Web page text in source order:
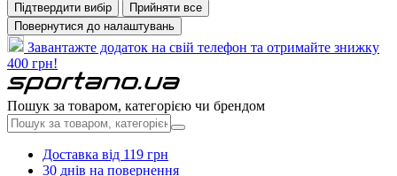
Підтвердити вибір
Прийняти все
Повернутися до налаштувань
Завантажте додаток на свій телефон та отримайте знижку
400 грн!
Пошук за товаром, категорією чи брендом
Доставка від 119 грн
30 днів на повернення